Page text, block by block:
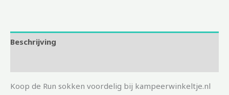
Beschrijving
Koop de Run sokken voordelig bij kampeerwinkeltje.nl